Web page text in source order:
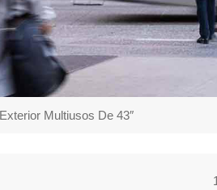
Multiusos De 43″